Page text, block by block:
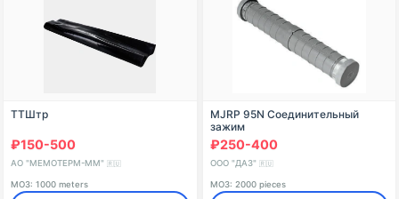
ТТШтр
₽150-500
АО "МЕМОТЕРМ-ММ" 🇷🇺
МОЗ: 1000 meters
MJRP 95N Соединительный
зажим
₽250-400
ООО "ДАЗ" 🇷🇺
МОЗ: 2000 pieces